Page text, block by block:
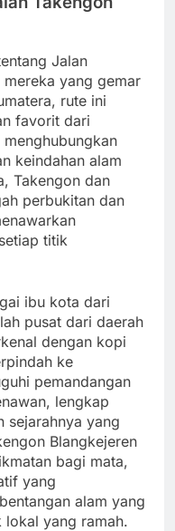
Jalan
mereka yang gemar
rute ini
favorit dari
keindahan alam
Takengon dan
perbukitan dan
titik
ibu kota dari
pusat dari daerah
dengan kopi
ke
pemandangan
lengkap
sejarahnya yang
Blangkejeren
bagi mata,
yang
alam yang
lokal yang ramah.